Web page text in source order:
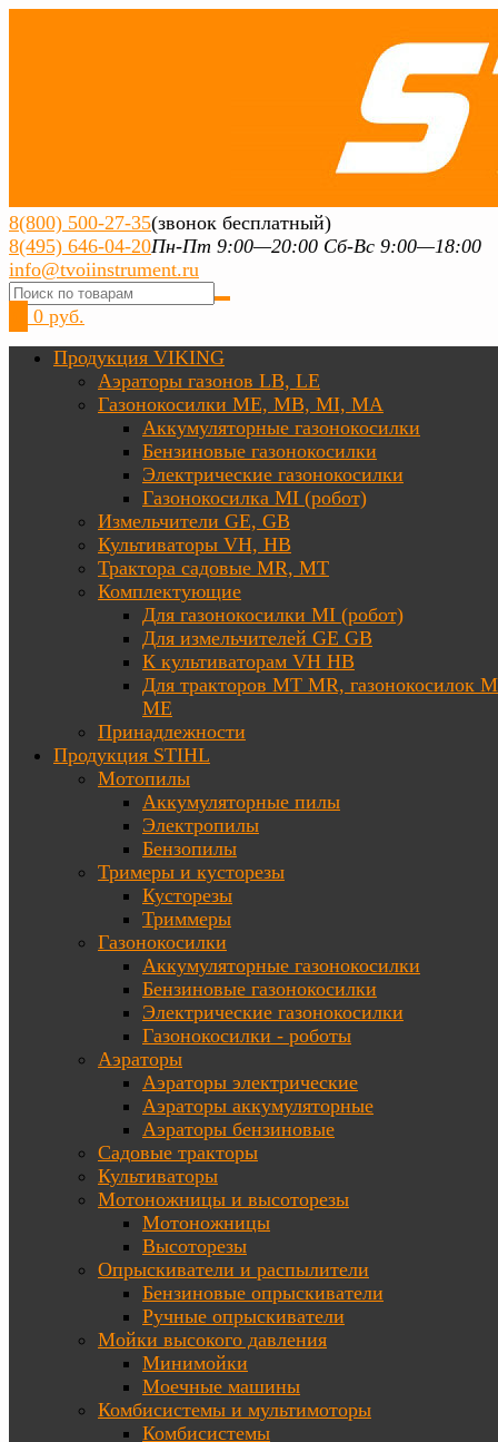
8(800) 500-27-35(звонок бесплатный)
8(495) 646-04-20Пн-Пт 9:00—20:00 Сб-Вс 9:00—18:00
info@tvoiinstrument.ru
0 руб.
Продукция VIKING
Аэраторы газонов LB, LE
Газонокосилки ME, MB, MI, MA
Аккумуляторные газонокосилки
Бензиновые газонокосилки
Электрические газонокосилки
Газонокосилка MI (робот)
Измельчители GE, GB
Культиваторы VH, HB
Трактора садовые MR, MT
Комплектующие
Для газонокосилки MI (робот)
Для измельчителей GE GB
К культиваторам VH HB
Для тракторов МТ MR, газонокосилок
ME
Принадлежности
Продукция STIHL
Мотопилы
Аккумуляторные пилы
Электропилы
Бензопилы
Тримеры и кусторезы
Кусторезы
Триммеры
Газонокосилки
Аккумуляторные газонокосилки
Бензиновые газонокосилки
Электрические газонокосилки
Газонокосилки - роботы
Аэраторы
Аэраторы электрические
Аэраторы аккумуляторные
Аэраторы бензиновые
Садовые тракторы
Культиваторы
Мотоножницы и высоторезы
Мотоножницы
Высоторезы
Опрыскиватели и распылители
Бензиновые опрыскиватели
Ручные опрыскиватели
Мойки высокого давления
Минимойки
Моечные машины
Комбисистемы и мультимоторы
Комбисистемы